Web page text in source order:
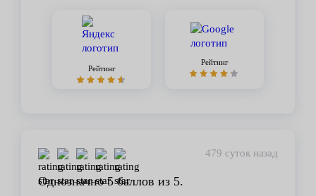
Рейтинг
Рейтинг
450 суток назад
Стабильное качество